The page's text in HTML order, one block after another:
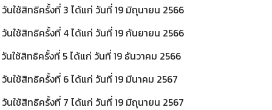
นใช้สิทธิครั้งที่ 3 ได้แก่ วันที่ 19 มิถุนายน 2566
นใช้สิทธิครั้งที่ 4 ได้แก่ วันที่ 19 กันยายน 2566
นใช้สิทธิครั้งที่ 5 ได้แก่ วันที่ 19 ธันวาคม 2566
นใช้สิทธิครั้งที่ 6 ได้แก่ วันที่ 19 มีนาคม 2567
นใช้สิทธิครั้งที่ 7 ได้แก่ วันที่ 19 มิถุนายน 2567